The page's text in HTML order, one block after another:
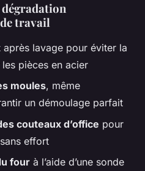
dégradation
travail
après lavage pour éviter la
pièces en acier
moules, même
un démoulage parfait
couteaux d’office pour
effort
four à l’aide d’une sonde